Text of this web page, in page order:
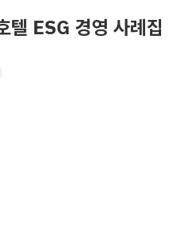
ESG 경영 사례집